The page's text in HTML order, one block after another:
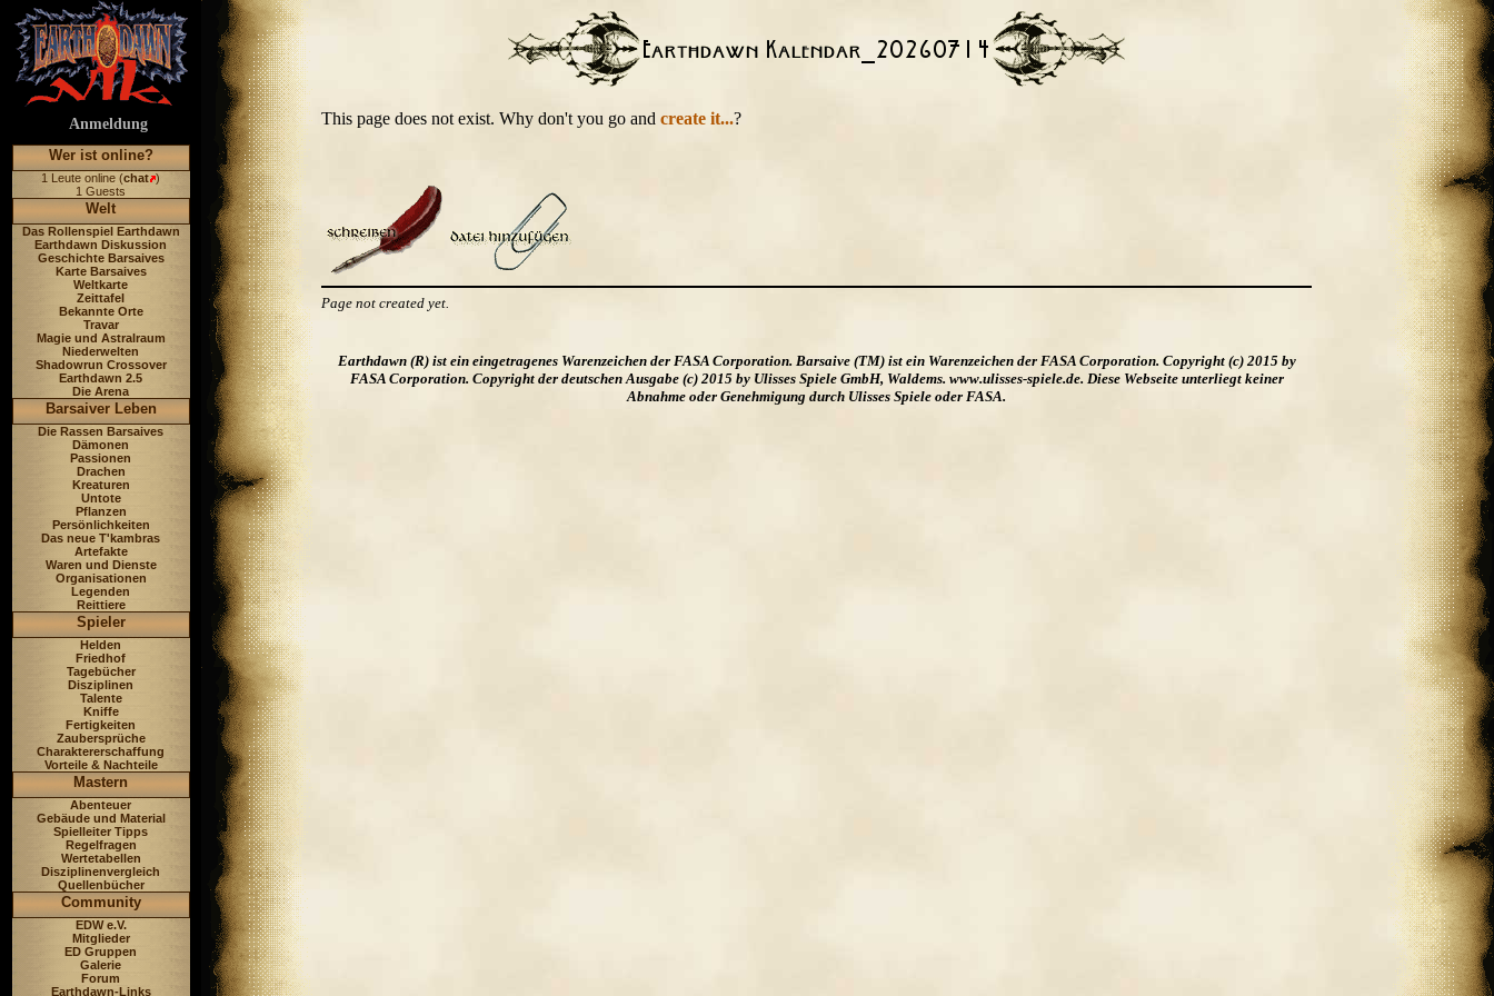
Anmeldung
Wer ist online?
1 Leute online (chat )
1 Guests
Welt
Das Rollenspiel Earthdawn
Earthdawn Diskussion
Geschichte Barsaives
Karte Barsaives
Weltkarte
Zeittafel
Bekannte Orte
Travar
Magie und Astralraum
Niederwelten
Shadowrun Crossover
Earthdawn 2.5
Die Arena
Barsaiver Leben
Die Rassen Barsaives
Dämonen
Passionen
Drachen
Kreaturen
Untote
Pflanzen
Persönlichkeiten
Das neue T'kambras
Artefakte
Waren und Dienste
Organisationen
Legenden
Reittiere
Spieler
Helden
Friedhof
Tagebücher
Disziplinen
Talente
Kniffe
Fertigkeiten
Zaubersprüche
Charaktererschaffung
Vorteile & Nachteile
Mastern
Abenteuer
Gebäude und Material
Spielleiter Tipps
Regelfragen
Wertetabellen
Disziplinenvergleich
Quellenbücher
Community
EDW e.V.
Mitglieder
ED Gruppen
Galerie
Forum
Earthdawn-Links
This page does not exist. Why don't you go and create it...?
Page not created yet.
Earthdawn (R) ist ein eingetragenes Warenzeichen der FASA Corporation. Barsaive (TM) ist ein Warenzeichen der FASA Corporation. Copyright (c) 2015 by
FASA Corporation. Copyright der deutschen Ausgabe (c) 2015 by Ulisses Spiele GmbH, Waldems. www.ulisses-spiele.de. Diese Webseite unterliegt keiner
Abnahme oder Genehmigung durch Ulisses Spiele oder FASA.